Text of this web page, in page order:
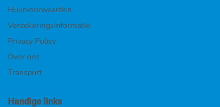
Huurvoorwaarden
Verzekeringsinformatie
Privacy Policy
Over ons
Transport
Handige links